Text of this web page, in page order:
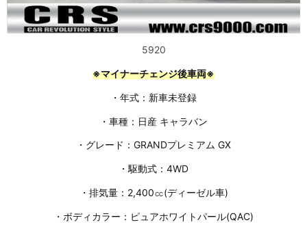
5920
※マイナーチェンジ後車両※
・年式：新車未登録
・車種：日産 キャラバン
・グレード：GRANDプレミアム GX
・駆動式：4WD
・排気量：2,400㏄(ディーゼル車)
・ボディカラー：ピュアホワイトパール(QAC)